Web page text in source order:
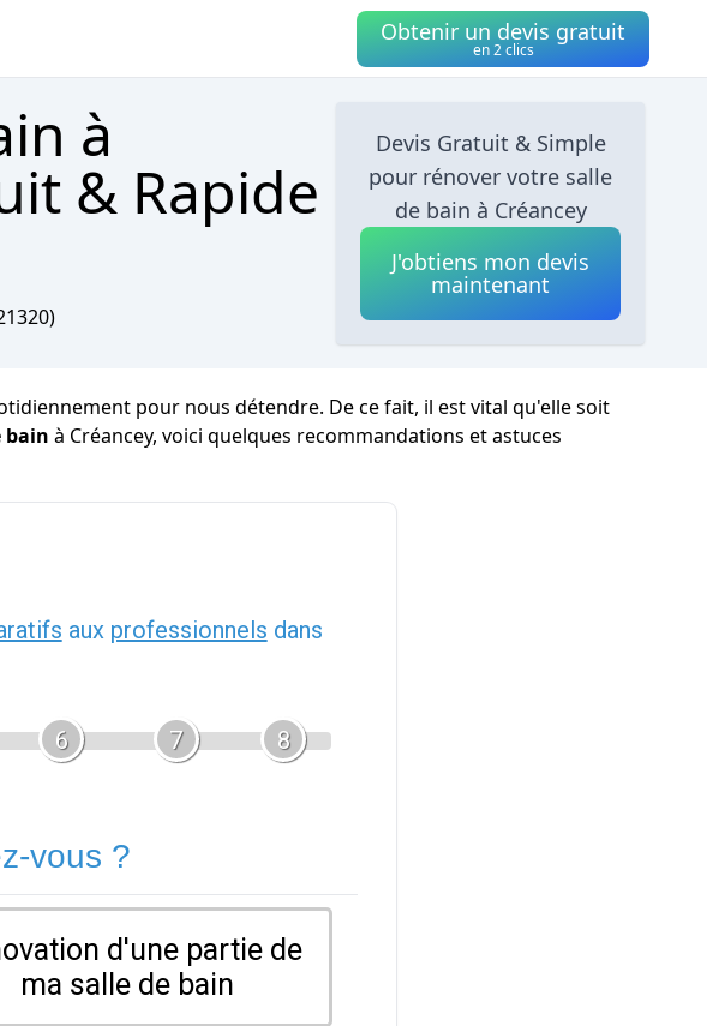
Obtenir un devis gratuit
en 2 clics
à
& Rapide
Devis Gratuit & Simple
pour rénover votre salle
de bain à Créancey
J'obtiens mon devis
maintenant
pour nous détendre. De ce fait, il est vital qu'elle soit
bain à Créancey, voici quelques recommandations et astuces
aux professionnels dans
6 7 8
vous ?
d'une partie de
ma salle de bain